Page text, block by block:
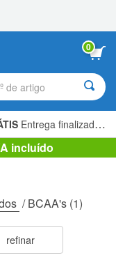
0
de artigo
Entrega finalizada 60,00 € »
incluído
/BCAA's (1)
refinar